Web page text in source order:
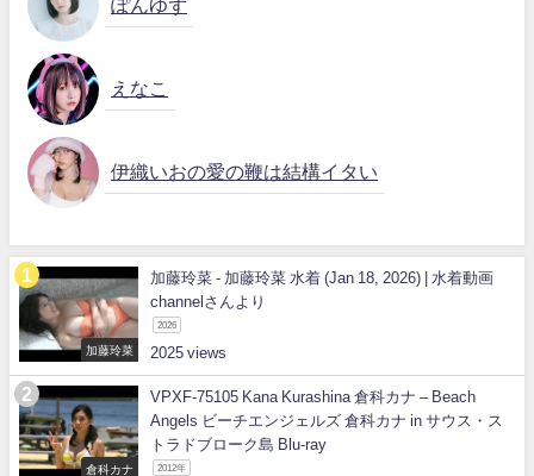
ぽんゆず
えなこ
伊織いおの愛の鞭は結構イタい
加藤玲菜
加藤玲菜 - 加藤玲菜 水着 (Jan 18, 2026) | 水着動画
channelさんより
2026
2025
倉科カナ
VPXF-75105 Kana Kurashina 倉科カナ – Beach
Angels ビーチエンジェルズ 倉科カナ in サウス・ス
トラドブローク島 Blu-ray
2012年